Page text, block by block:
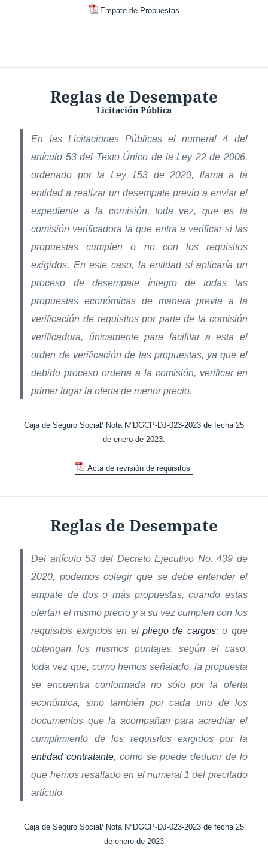
Empate de Propuestas
Reglas de Desempate
Licitación Pública
En las Licitaciones Públicas el numeral 4 del
artículo 53 del Texto Único de la Ley 22 de 2006,
ordenado por la Ley 153 de 2020, llama a la
entidad a realizar un desempate previo a enviar el
expediente a la comisión, toda vez, que es la
comisión verificadora la que entra a verificar si las
propuestas cumplen o no con los requisitos
exigidos. En este caso, la entidad sí aplicaría un
proceso de desempate íntegro de todas las
propuestas económicas de manera previa a la
verificación de requisitos por parte de la comisión
verificadora, únicamente para facilitar a esta el
orden de verificación de las propuestas, ya que el
debido proceso ordena a la comisión, verificar en
primer lugar la oferta de menor precio.
Caja de Seguro Social/ Nota N°DGCP-DJ-023-2023 de fecha 25
de enero de 2023.
Acta de revisión de requisitos
Reglas de Desempate
Del artículo 53 del Decreto Ejecutivo No. 439 de
2020, podemos colegir que se debe entender el
empate de dos o más propuestas, cuando estas
ofertan el mismo precio y a su vez cumplen con los
requisitos exigidos en el pliego de cargos; o que
obtengan los mismos puntajes, según el caso,
toda vez que, como hemos señalado, la propuesta
se encuentra conformada no sólo por la oferta
económica, sino también por cada uno de los
documentos que la acompañan para acreditar el
cumplimiento de los requisitos exigidos por la
entidad contratante, como se puede deducir de lo
que hemos resaltado en el numeral 1 del precitado
artículo.
Caja de Seguro Social/ Nota N°DGCP-DJ-023-2023 de fecha 25
de enero de 2023